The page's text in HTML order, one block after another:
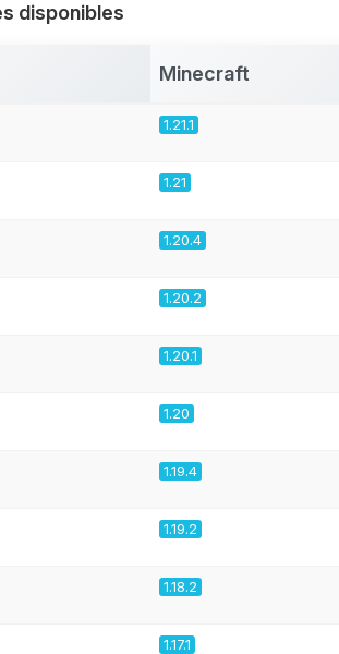
disponibles
Minecraft
1.21.1
1.21
1.20.4
1.20.2
1.20.1
1.20
1.19.4
1.19.2
1.18.2
1.17.1